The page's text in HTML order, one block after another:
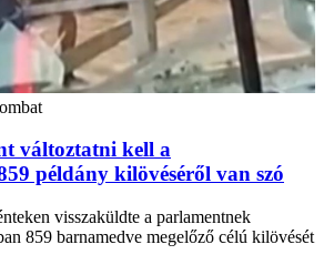
változtatni kell a
példány kilövéséről van szó
visszaküldte a parlamentnek
859 barnamedve megelőző célú kilövését